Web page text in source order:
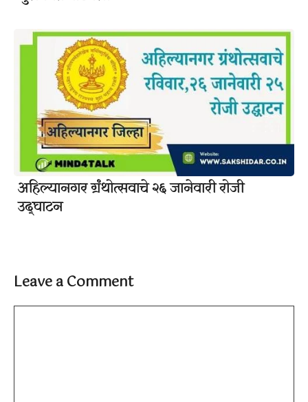
अहिल्यानगर ग्रंथोत्सवाचे २६ जानेवारी रोजी
उद्घाटन
Leave a Comment
Comment